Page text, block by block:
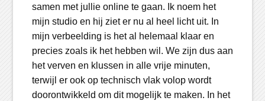
samen met jullie online te gaan. Ik noem het
mijn studio en hij ziet er nu al heel licht uit. In
mijn verbeelding is het al helemaal klaar en
precies zoals ik het hebben wil. We zijn dus aan
het verven en klussen in alle vrije minuten,
terwijl er ook op technisch vlak volop wordt
doorontwikkeld om dit mogelijk te maken. In het